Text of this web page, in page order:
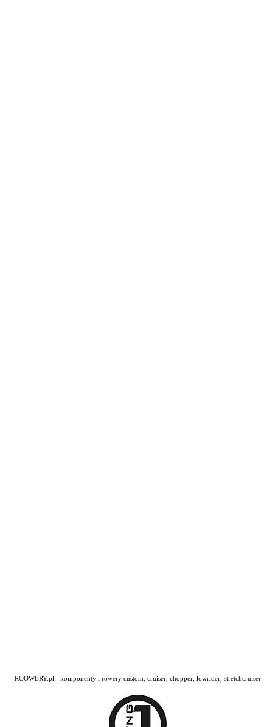
ROOWERY.pl - komponenty i rowery custom, cruiser, chopper, lowrider, stretchcruiser